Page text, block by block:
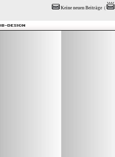
Keine neuen Beiträge (